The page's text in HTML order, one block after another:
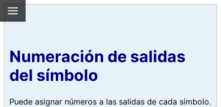
Numeración de salidas
del símbolo
Puede asignar números a las salidas de cada símbolo.